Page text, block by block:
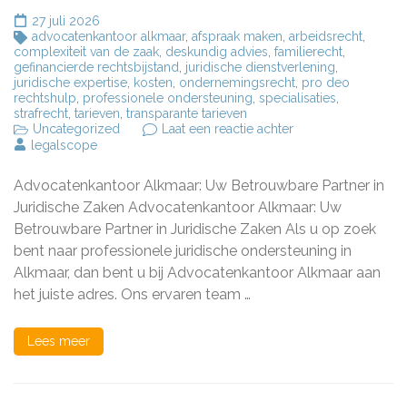
27 juli 2026
advocatenkantoor alkmaar, afspraak maken, arbeidsrecht,
complexiteit van de zaak, deskundig advies, familierecht,
gefinancierde rechtsbijstand, juridische dienstverlening,
juridische expertise, kosten, ondernemingsrecht, pro deo
rechtshulp, professionele ondersteuning, specialisaties,
strafrecht, tarieven, transparante tarieven
Uncategorized
Laat een reactie achterop
Alkmaar:
Advocatenkantoor
Alkmaar
staat
voor
u
klaar!
legalscope
Advocatenkantoor Alkmaar: Uw Betrouwbare Partner in
Juridische Zaken Advocatenkantoor Alkmaar: Uw
Betrouwbare Partner in Juridische Zaken Als u op zoek
bent naar professionele juridische ondersteuning in
Alkmaar, dan bent u bij Advocatenkantoor Alkmaar aan
het juiste adres. Ons ervaren team …
Lees meer